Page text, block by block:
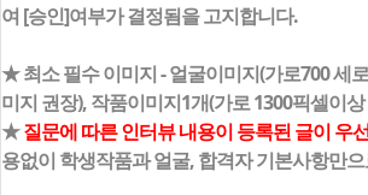
여 [승인]여부가 결정됨을 고지합니다.
★ 최소 필수 이미지 - 얼굴이미지(가로700 세
미지 권장), 작품이미지1개(가로 1300픽셀이
★질문에 따른 인터뷰 내용이 등록된 글이 우
용없이 학생작품과 얼굴, 합격자 기본사항만